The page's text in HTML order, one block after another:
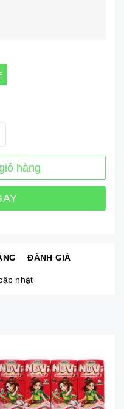
hàng
ĐÁNH GIÁ
nhật